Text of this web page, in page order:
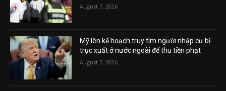
August 7, 2026
Mỹ lên kế hoạch truy tìm người nhập cư bị
trục xuất ở nước ngoài để thu tiền phạt
August 7, 2026